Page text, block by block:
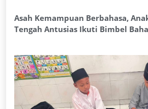
Asah Kemampuan Berbahasa,
Tengah Antusias Ikuti Bimbel